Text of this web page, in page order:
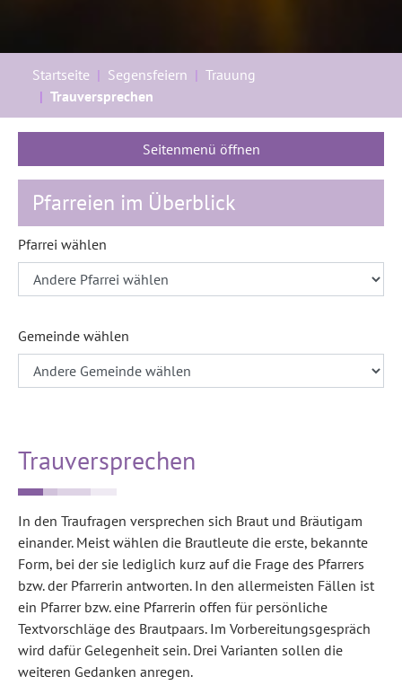
Startseite Segensfeiern
Trauung
Trauversprechen
Seitenmenü öffnen
Pfarreien im Überblick
Pfarrei wählen
Gemeinde wählen
Trauversprechen
In den Traufragen versprechen sich Braut und Bräutigam
einander. Meist wählen die Brautleute die erste, bekannte
Form, bei der sie lediglich kurz auf die Frage des Pfarrers
bzw. der Pfarrerin antworten. In den allermeisten Fällen ist
ein Pfarrer bzw. eine Pfarrerin offen für persönliche
Textvorschläge des Brautpaars. Im Vorbereitungsgespräch
wird dafür Gelegenheit sein. Drei Varianten sollen die
weiteren Gedanken anregen.